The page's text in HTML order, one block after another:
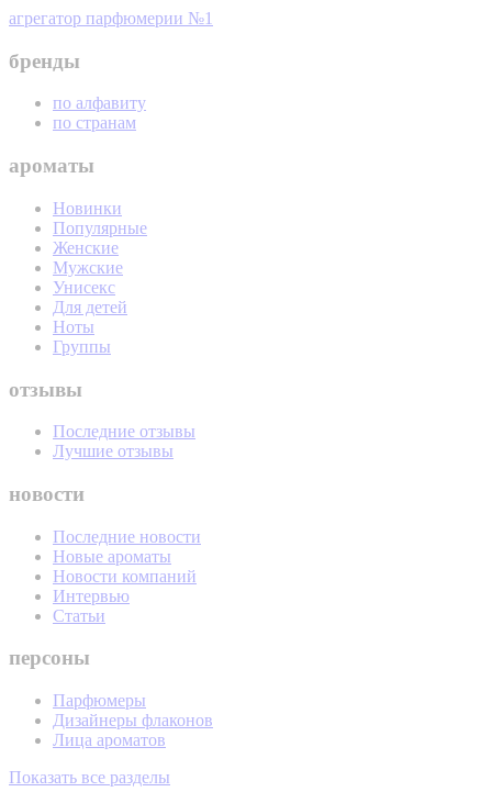
агрегатор парфюмерии №1
бренды
по алфавиту
по странам
ароматы
Новинки
Популярные
Женские
Мужские
Унисекс
Для детей
Ноты
Группы
отзывы
Последние отзывы
Лучшие отзывы
новости
Последние новости
Новые ароматы
Новости компаний
Интервью
Статьи
персоны
Парфюмеры
Дизайнеры флаконов
Лица ароматов
Показать все разделы